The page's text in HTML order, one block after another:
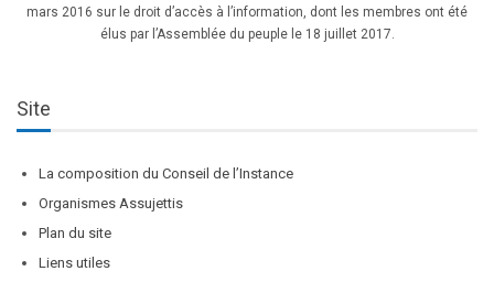
mars 2016 sur le droit d’accès à l’information, dont les membres ont été
élus par l’Assemblée du peuple le 18 juillet 2017.
Site
La composition du Conseil de l’Instance
Organismes Assujettis
Plan du site
Liens utiles